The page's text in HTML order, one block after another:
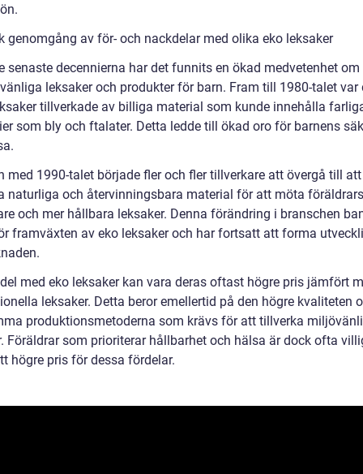
genomgång av för- och nackdelar med olika eko leksaker
senaste decennierna har det funnits en ökad medvetenhet
leksaker och produkter för barn. Fram till 1980-talet var
tillverkade av billiga material som kunde innehålla
som bly och ftalater. Detta ledde till ökad oro för barnens
med 1990-talet började fler och fler tillverkare att övergå till att
naturliga och återvinningsbara material för att möta
och mer hållbara leksaker. Denna förändring i branschen
framväxten av eko leksaker och har fortsatt att forma
med eko leksaker kan vara deras oftast högre pris jämfört
leksaker. Detta beror emellertid på den högre kvaliteten
produktionsmetoderna som krävs för att tillverka
Föräldrar som prioriterar hållbarhet och hälsa är dock ofta
högre pris för dessa fördelar.